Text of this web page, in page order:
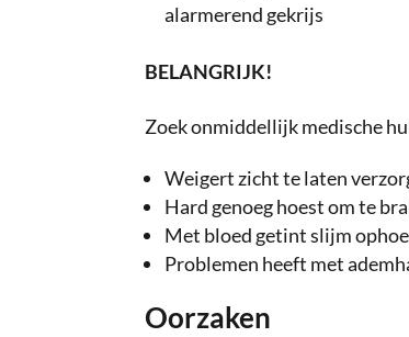
alarmerend gekrijs
BELANGRIJK!
Zoek onmiddellijk medische
Weigert zicht te laten
Hard genoeg hoest om te
Met bloed getint slijm
Problemen heeft met
Oorzaken